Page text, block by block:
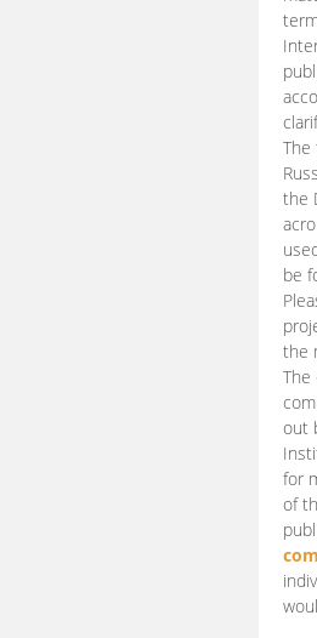
The
the
be
the
The
out
for
of